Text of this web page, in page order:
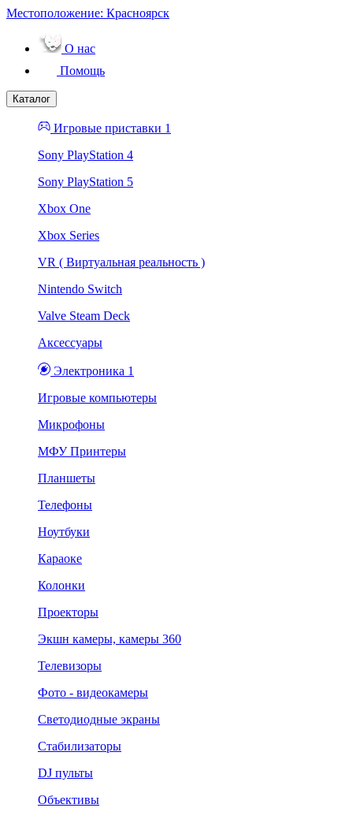
Местоположение: Красноярск
О нас
Помощь
Каталог
Игровые приставки 1
Sony PlayStation 4
Sony PlayStation 5
Xbox One
Xbox Series
VR ( Виртуальная реальность )
Nintendo Switch
Valve Steam Deck
Аксессуары
Электроника 1
Игровые компьютеры
Микрофоны
МФУ Принтеры
Планшеты
Телефоны
Ноутбуки
Караоке
Колонки
Проекторы
Экшн камеры, камеры 360
Телевизоры
Фото - видеокамеры
Светодиодные экраны
Стабилизаторы
DJ пульты
Объективы